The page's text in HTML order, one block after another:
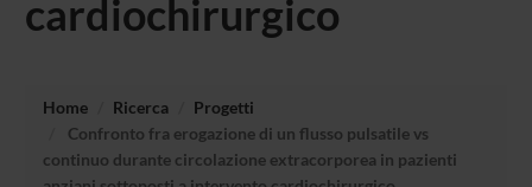
cardiochirurgico
Home Ricerca
Progetti
Confronto fra erogazione di un flusso pulsatile vs
continuo durante circolazione extracorporea in pazienti